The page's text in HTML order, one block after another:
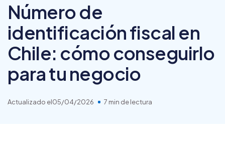
Número de
identificación fiscal en
Chile: cómo conseguirlo
para tu negocio
Actualizado el05/04/2026 7 min de lectura